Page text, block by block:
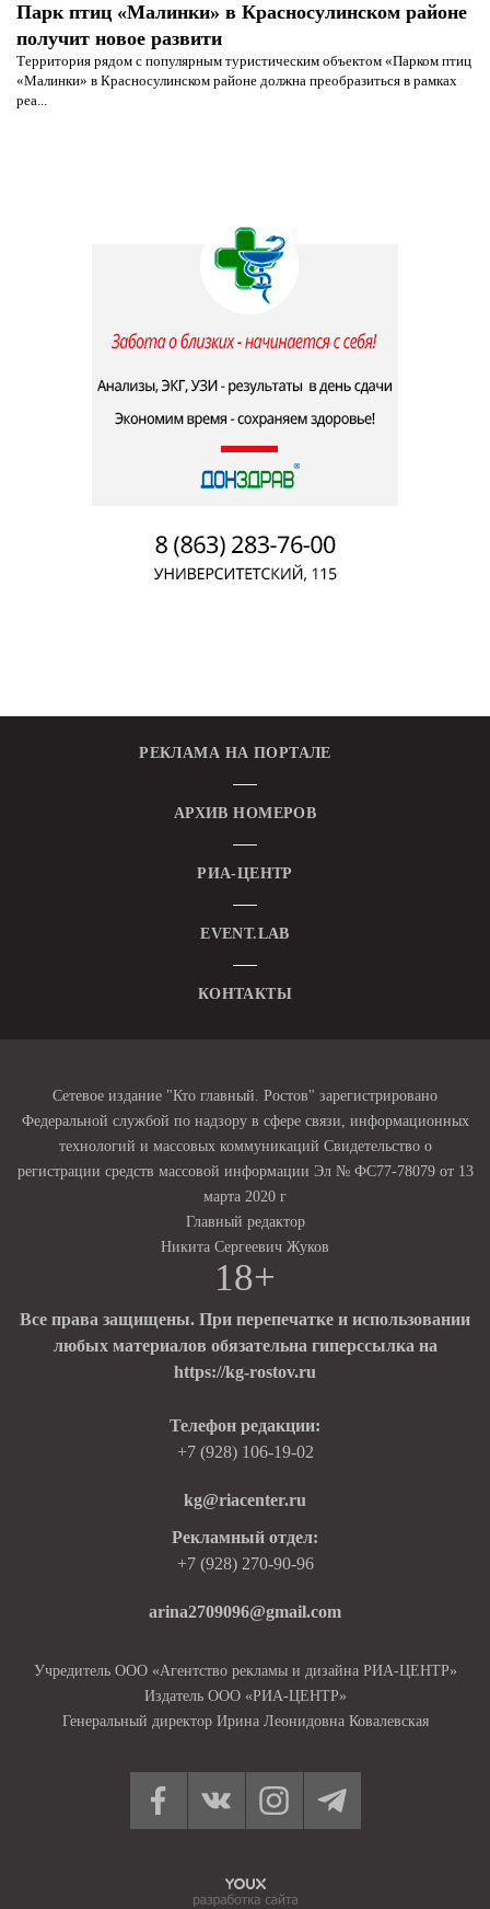
Парк птиц «Малинки» в Красносулинском районе
получит новое развити
Территория рядом с популярным туристическим объектом «Парком птиц
«Малинки» в Красносулинском районе должна преобразиться в рамках
реа...
РЕКЛАМА НА ПОРТАЛЕ
АРХИВ НОМЕРОВ
РИА-ЦЕНТР
EVENT.LAB
КОНТАКТЫ
Сетевое издание "Кто главный. Ростов" зарегистрировано
Федеральной службой по надзору в сфере связи, информационных
технологий и массовых коммуникаций Свидетельство о
регистрации средств массовой информации Эл № ФС77-78079 от 13
марта 2020 г
Главный редактор
Никита Сергеевич Жуков
18+
Все права защищены. При перепечатке и использовании
любых материалов обязательна гиперссылка на
https://kg-rostov.ru
Телефон редакции:
+7 (928) 106-19-02
kg@riacenter.ru
Рекламный отдел:
+7 (928) 270-90-96
arina2709096@gmail.com
Учредитель ООО «Агентство рекламы и дизайна РИА-ЦЕНТР»
Издатель ООО «РИА-ЦЕНТР»
Генеральный директор Ирина Леонидовна Ковалевская